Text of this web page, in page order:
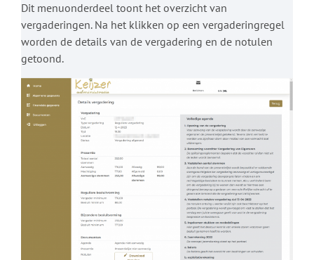
Dit menuonderdeel toont het overzicht van
vergaderingen. Na het klikken op een vergaderingregel
worden de details van de vergadering en de notulen
getoond.